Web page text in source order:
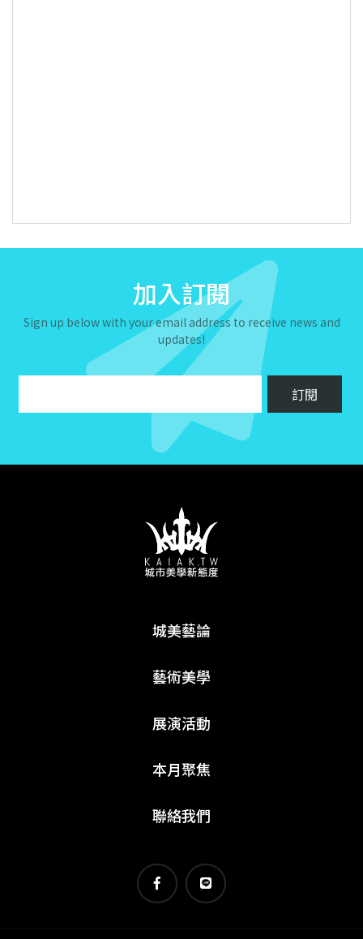
加入訂閱
Sign up below with your email address to receive news and
updates!
城美藝論
藝術美學
展演活動
本月聚焦
聯絡我們